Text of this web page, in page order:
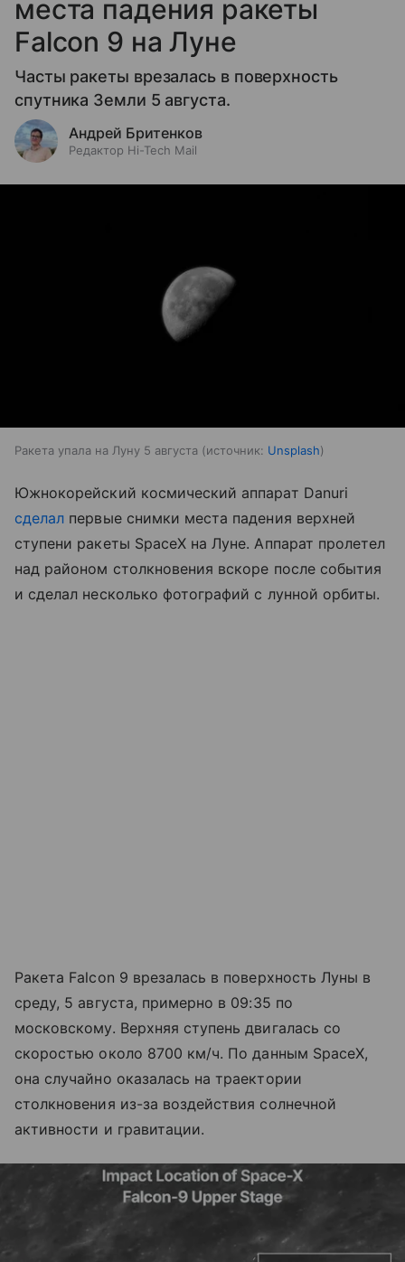
места падения ракеты
Falcon 9 на Луне
Часты ракеты врезалась в поверхность
спутника Земли 5 августа.
Андрей Бритенков
Редактор Hi-Tech Mail
Ракета упала на Луну 5 августа источник: Unsplash
Южнокорейский космический аппарат Danuri
сделал первые снимки места падения верхней
ступени ракеты SpaceX на Луне. Аппарат пролетел
над районом столкновения вскоре после события
и сделал несколько фотографий с лунной орбиты.
Ракета Falcon 9 врезалась в поверхность Луны в
среду, 5 августа, примерно в 09:35 по
московскому. Верхняя ступень двигалась со
скоростью около 8700 км/ч. По данным SpaceX,
она случайно оказалась на траектории
столкновения из-за воздействия солнечной
активности и гравитации.